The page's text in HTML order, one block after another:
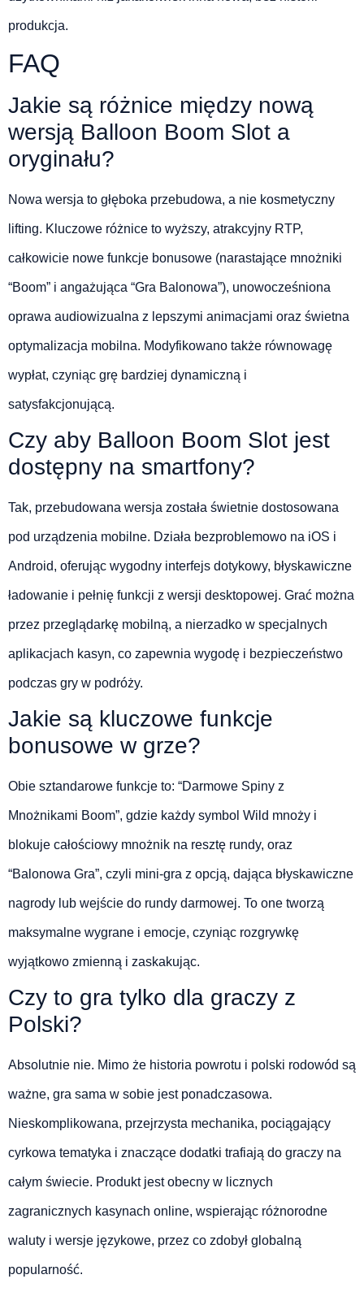
produkcja.
FAQ
Jakie są różnice między nową
wersją Balloon Boom Slot a
oryginału?
Nowa wersja to głęboka przebudowa, a nie kosmetyczny
lifting. Kluczowe różnice to wyższy, atrakcyjny RTP,
całkowicie nowe funkcje bonusowe (narastające mnożniki
“Boom” i angażująca “Gra Balonowa”), unowocześniona
oprawa audiowizualna z lepszymi animacjami oraz świetna
optymalizacja mobilna. Modyfikowano także równowagę
wypłat, czyniąc grę bardziej dynamiczną i
satysfakcjonującą.
Czy aby Balloon Boom Slot jest
dostępny na smartfony?
Tak, przebudowana wersja została świetnie dostosowana
pod urządzenia mobilne. Działa bezproblemowo na iOS i
Android, oferując wygodny interfejs dotykowy, błyskawiczne
ładowanie i pełnię funkcji z wersji desktopowej. Grać można
przez przeglądarkę mobilną, a nierzadko w specjalnych
aplikacjach kasyn, co zapewnia wygodę i bezpieczeństwo
podczas gry w podróży.
Jakie są kluczowe funkcje
bonusowe w grze?
Obie sztandarowe funkcje to: “Darmowe Spiny z
Mnożnikami Boom”, gdzie każdy symbol Wild mnoży i
blokuje całościowy mnożnik na resztę rundy, oraz
“Balonowa Gra”, czyli mini-gra z opcją, dająca błyskawiczne
nagrody lub wejście do rundy darmowej. To one tworzą
maksymalne wygrane i emocje, czyniąc rozgrywkę
wyjątkowo zmienną i zaskakując.
Czy to gra tylko dla graczy z
Polski?
Absolutnie nie. Mimo że historia powrotu i polski rodowód są
ważne, gra sama w sobie jest ponadczasowa.
Nieskomplikowana, przejrzysta mechanika, pociągający
cyrkowa tematyka i znaczące dodatki trafiają do graczy na
całym świecie. Produkt jest obecny w licznych
zagranicznych kasynach online, wspierając różnorodne
waluty i wersje językowe, przez co zdobył globalną
popularność.